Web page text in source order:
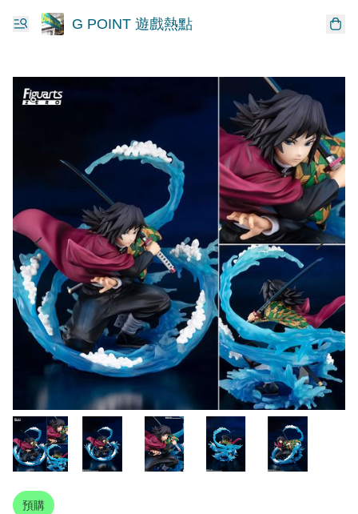
G POINT 遊戲熱點
預購